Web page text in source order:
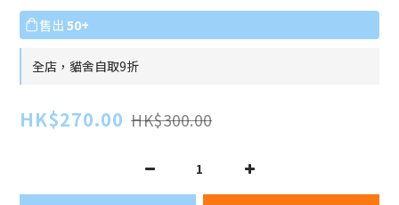
售出 50+
全店，貓舍自取9折
HK$270.00 HK$300.00